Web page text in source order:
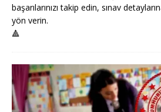
başarılarınızı takip edin, sınav
yön verin.
🔺